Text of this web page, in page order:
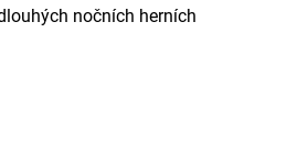
nočních herních